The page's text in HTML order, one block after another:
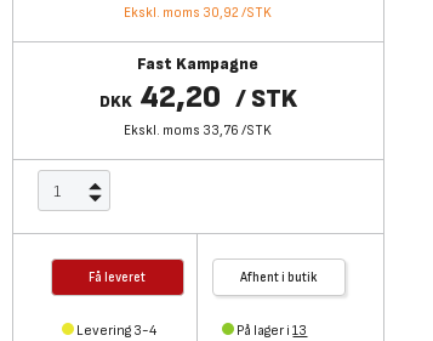
Ekskl. moms 30,92 /STK
Fast Kampagne
DKK 42,20 /STK
Ekskl. moms 33,76 /STK
Få leveret
Levering 3-4
Afhent i butik
På lager i13